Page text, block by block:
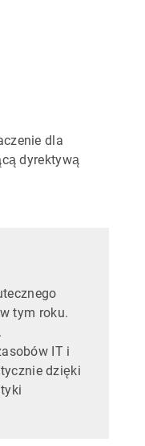
dla
dyrektywą
tym roku.
IT i
dzięki